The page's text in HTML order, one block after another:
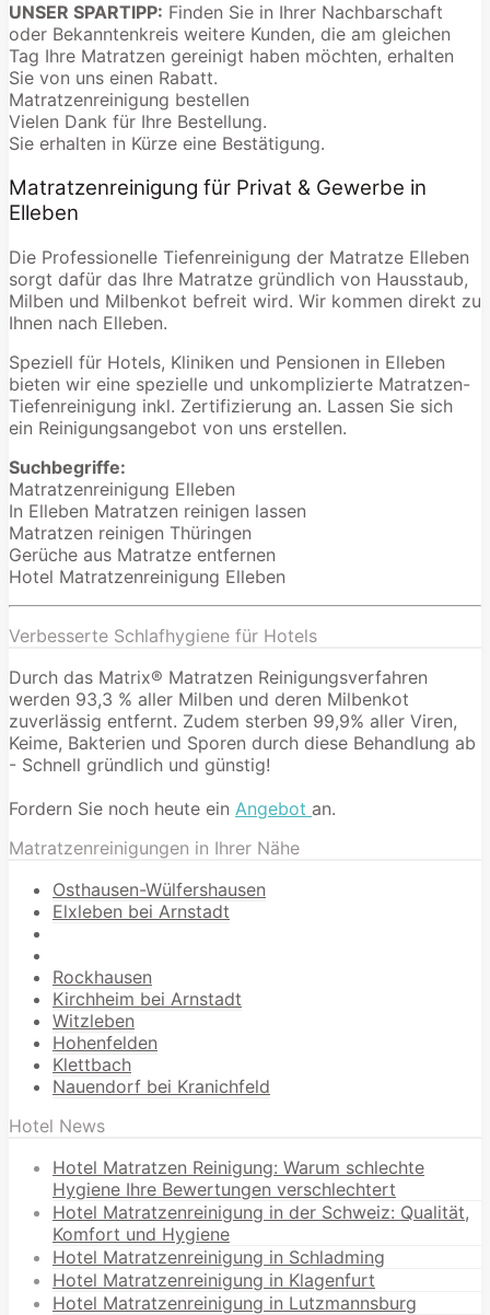
UNSER SPARTIPP: Finden Sie in Ihrer Nachbarschaft
oder Bekanntenkreis weitere Kunden, die am gleichen
Tag Ihre Matratzen gereinigt haben möchten, erhalten
Sie von uns einen Rabatt.
Matratzenreinigung bestellen
Vielen Dank für Ihre Bestellung.
Sie erhalten in Kürze eine Bestätigung.
Matratzenreinigung für Privat & Gewerbe in
Elleben
Die Professionelle Tiefenreinigung der Matratze Elleben
sorgt dafür das Ihre Matratze gründlich von Hausstaub,
Milben und Milbenkot befreit wird. Wir kommen direkt zu
Ihnen nach Elleben.
Speziell für Hotels, Kliniken und Pensionen in Elleben
bieten wir eine spezielle und unkomplizierte Matratzen-
Tiefenreinigung inkl. Zertifizierung an. Lassen Sie sich
ein Reinigungsangebot von uns erstellen.
Suchbegriffe:
Matratzenreinigung Elleben
In Elleben Matratzen reinigen lassen
Matratzen reinigen Thüringen
Gerüche aus Matratze entfernen
Hotel Matratzenreinigung Elleben
Verbesserte Schlafhygiene für Hotels
Durch das Matrix® Matratzen Reinigungsverfahren
werden 93,3 % aller Milben und deren Milbenkot
zuverlässig entfernt. Zudem sterben 99,9% aller Viren,
Keime, Bakterien und Sporen durch diese Behandlung ab
- Schnell gründlich und günstig!
Fordern Sie noch heute ein Angebot an.
Matratzenreinigungen in Ihrer Nähe
Osthausen-Wülfershausen
Elxleben bei Arnstadt
Rockhausen
Kirchheim bei Arnstadt
Witzleben
Hohenfelden
Klettbach
Nauendorf bei Kranichfeld
Hotel News
Hotel Matratzen Reinigung: Warum schlechte
Hygiene Ihre Bewertungen verschlechtert
Hotel Matratzenreinigung in der Schweiz: Qualität,
Komfort und Hygiene
Hotel Matratzenreinigung in Schladming
Hotel Matratzenreinigung in Klagenfurt
Hotel Matratzenreinigung in Lutzmannsburg